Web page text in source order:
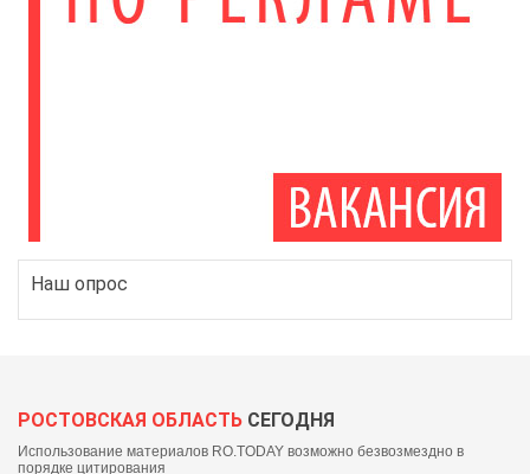
Наш опрос
РОСТОВСКАЯ ОБЛАСТЬ СЕГОДНЯ
Использование материалов RO.TODAY возможно безвозмездно в
порядке цитирования